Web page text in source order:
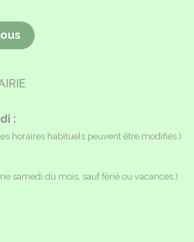
:
horaires habituels peuvent être modifiés.)
samedi du mois, sauf férié ou vacances.)